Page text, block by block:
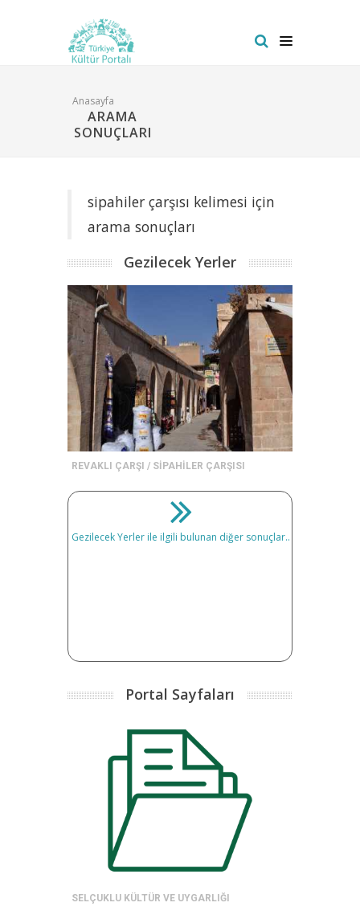
Anasayfa
ARAMA
SONUÇLARI
sipahiler çarşısı kelimesi için
arama sonuçları
Gezilecek Yerler
REVAKLI ÇARŞI / SİPAHİLER ÇARŞISI
Gezilecek Yerler ile ilgili bulunan diğer sonuçlar..
Portal Sayfaları
SELÇUKLU KÜLTÜR VE UYGARLIĞI